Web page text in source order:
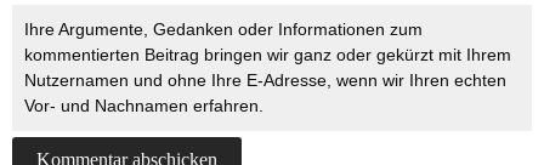
Ihre Argumente, Gedanken oder Informationen zum
kommentierten Beitrag bringen wir ganz oder gekürzt mit Ihrem
Nutzernamen und ohne Ihre E-Adresse, wenn wir Ihren echten
Vor- und Nachnamen erfahren.